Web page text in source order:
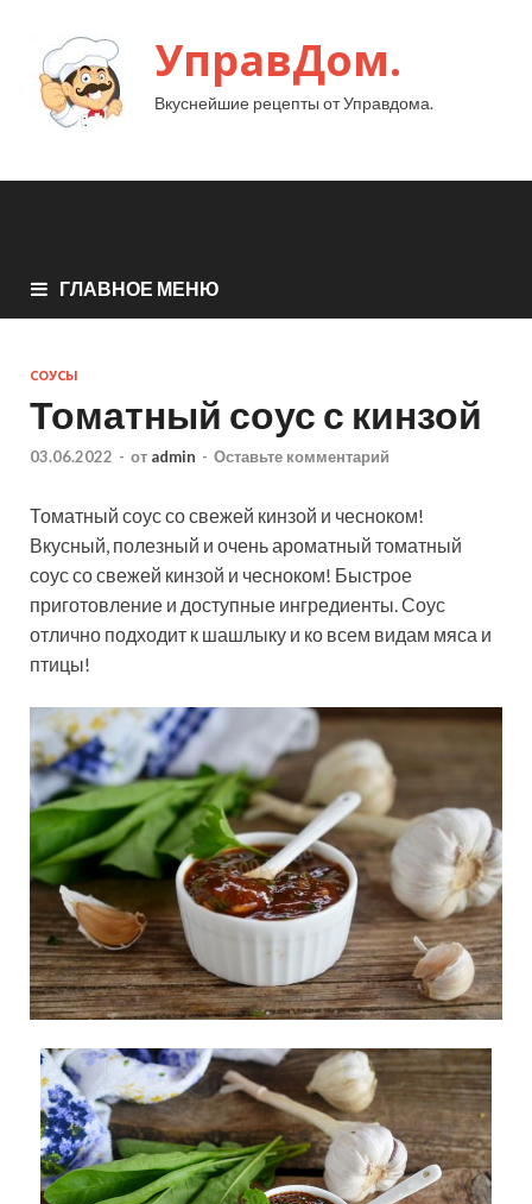
УправДом.
Вкуснейшие рецепты от Управдома.
ГЛАВНОЕ МЕНЮ
СОУСЫ
Томатный соус с кинзой
03.06.2022 - от admin - Оставьте комментарий
Томатный соус со свежей кинзой и чесноком!
Вкусный, полезный и очень ароматный томатный
соус со свежей кинзой и чесноком! Быстрое
приготовление и доступные ингредиенты. Соус
отлично подходит к шашлыку и ко всем видам мяса и
птицы!